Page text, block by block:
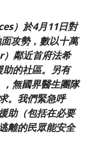
）於4月11日對
攻勢，數以十萬
鄰近首府法希
的社區。另有
無國界醫生團隊
。我們緊急呼
助（包括在必要
離的民眾能安全